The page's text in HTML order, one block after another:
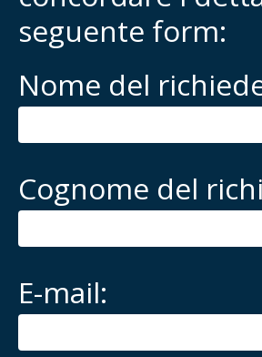
seguente form:
Nome del
Cognome del
E-mail: